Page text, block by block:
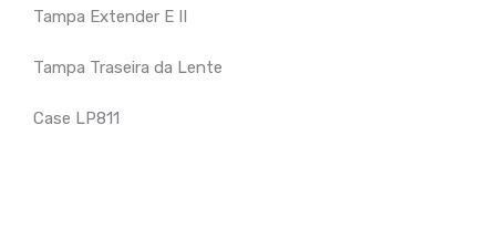
Tampa Extender E II
Tampa Traseira da Lente
Case LP811